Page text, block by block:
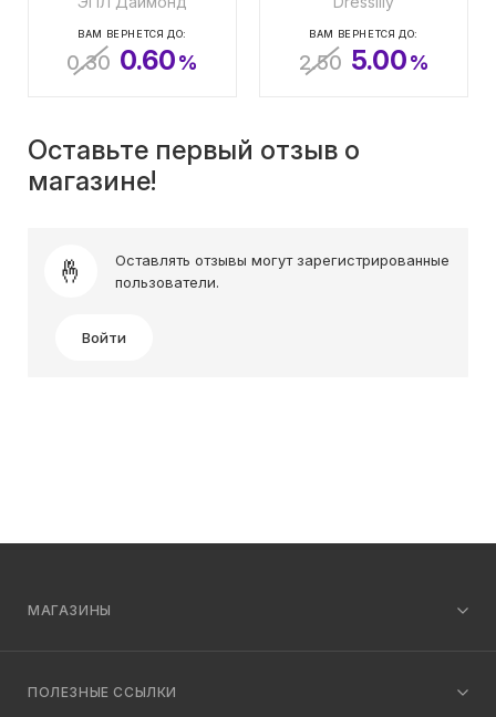
ВАМ ВЕРНЕТСЯ ДО:
0.30 0.60%
ВАМ ВЕРНЕТСЯ ДО:
2.50 5.00%
Оставьте первый отзыв о
магазине!
Оставлять отзывы могут зарегистрированные
пользователи.
Войти
МАГАЗИНЫ
ПОЛЕЗНЫЕ ССЫЛКИ